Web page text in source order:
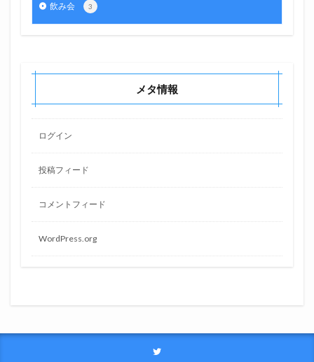
飲み会 3
メタ情報
ログイン
投稿フィード
コメントフィード
WordPress.org